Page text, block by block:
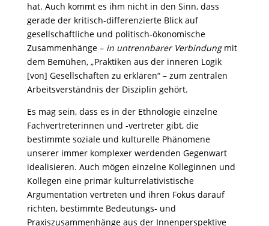
hat. Auch kommt es ihm nicht in den Sinn, dass
gerade der kritisch-differenzierte Blick auf
gesellschaftliche und politisch-ökonomische
Zusammenhänge – in untrennbarer Verbindungmit
dem Bemühen, „Praktiken aus der inneren Logik
[von] Gesellschaften zu erklären“ – zum zentralen
Arbeitsverständnis der Disziplin gehört.
Es mag sein, dass es in der Ethnologie einzelne
Fachvertreterinnen und -vertreter gibt, die
bestimmte soziale und kulturelle Phänomene
unserer immer komplexer werdenden Gegenwart
idealisieren. Auch mögen einzelne Kolleginnen und
Kollegen eine primär kulturrelativistische
Argumentation vertreten und ihren Fokus darauf
richten, bestimmte Bedeutungs- und
Praxiszusammenhänge aus der Innenperspektive